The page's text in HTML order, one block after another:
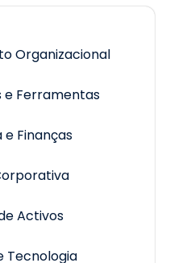
Organizacional
e Ferramentas
e Finanças
Activos
Tecnologia